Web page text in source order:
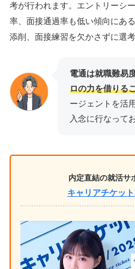
考が行われます。エントリーシ
率、面接通過率も低い傾向にあ
添削、面接練習を欠かさずに選
電通は就職難易
ロの力を借りる
ージェントを活
入念に行なって
内定直結の就活サ
キャリアチケッ